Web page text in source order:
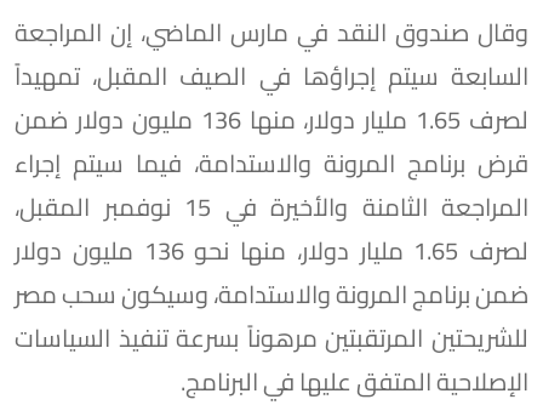
وقال صندوق النقد في مارس الماضي، إن المراجعة
السابعة سيتم إجراؤها في الصيف المقبل، تمهيداً
لصرف 1.65 مليار دولار، منها 136 مليون دولار ضمن
قرض برنامج المرونة والاستدامة، فيما سيتم إجراء
المراجعة الثامنة والأخيرة في 15 نوفمبر المقبل،
لصرف 1.65 مليار دولار، منها نحو 136 مليون دولار
ضمن برنامج المرونة والاستدامة، وسيكون سحب مصر
للشريحتين المرتقبتين مرهوناً بسرعة تنفيذ السياسات
الإصلاحية المتفق عليها في البرنامج.